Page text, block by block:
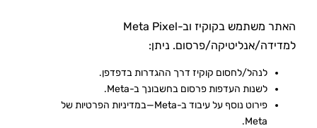
האתר משתמש בקוקיז וב-Meta Pixel
למדידה/אנליטיקה/פרסום. ניתן:
לנהל/לחסום קוקיז דרך ההגדרות בדפדפן.
לשנות העדפות פרסום בחשבונך ב-Meta.
פירוט נוסף על עיבוד ב-Meta—במדיניות הפרטיות של
Meta.